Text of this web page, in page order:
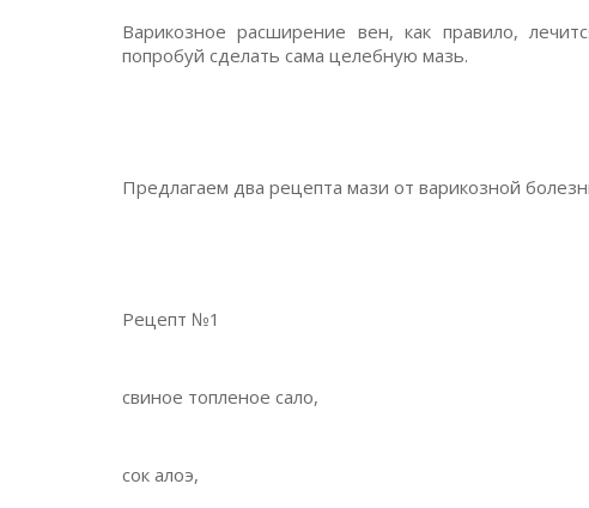
Варикозное расширение вен, как правило,
попробуй сделать сама целебную мазь.
Предлагаем два рецепта мази от варикозной
Рецепт №1
свиное топленое сало,
сок алоэ,